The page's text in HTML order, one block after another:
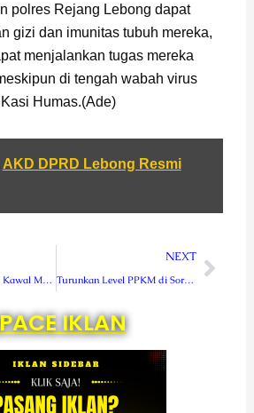
polres Rejang Lebong dapat
gizi dan imunitas tubuh mereka,
menjalankan tugas mereka
di tengah wabah virus
Humas.(Ade)
AKD DPRD Lebong Resmi
Satlantas Polres RL Kawal Mobil Pembawa Vaksin
NEXT
Turunkan Level PPKM di Sorong, Pangdam XVIII/Kasuari Ajak Pemprov Papua Barat Kerjasama
Next
IKLAN